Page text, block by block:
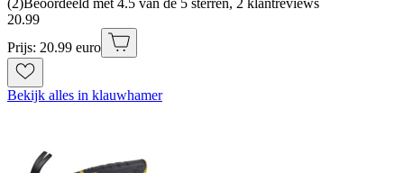
20.99
Prijs: 20.99 euro
Bekijk alles in klauwhamer